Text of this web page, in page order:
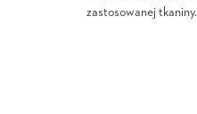
zastosowanej tkaniny.